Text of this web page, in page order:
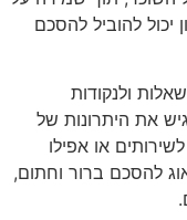
להוביל להסכם
ולנקודות
את היתרונות של
או אפילו
להסכם ברור וחתום,